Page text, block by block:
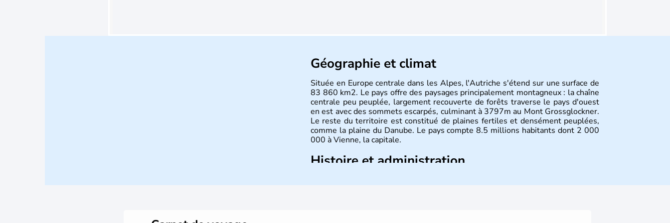
Géographie et climat
Située en Europe centrale dans les Alpes, l'Autriche s'étend sur une surface de
83 860 km2. Le pays offre des paysages principalement montagneux : la chaîne
centrale peu peuplée, largement recouverte de forêts traverse le pays d'ouest
en est avec des sommets escarpés, culminant à 3797m au Mont Grossglockner.
Le reste du territoire est constitué de plaines fertiles et densément peuplées,
comme la plaine du Danube. Le pays compte 8.5 millions habitants dont 2 000
000 à Vienne, la capitale.
Histoire et administration